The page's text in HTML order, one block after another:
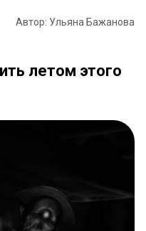
Автор: Ульяна Бажанова
летом этого